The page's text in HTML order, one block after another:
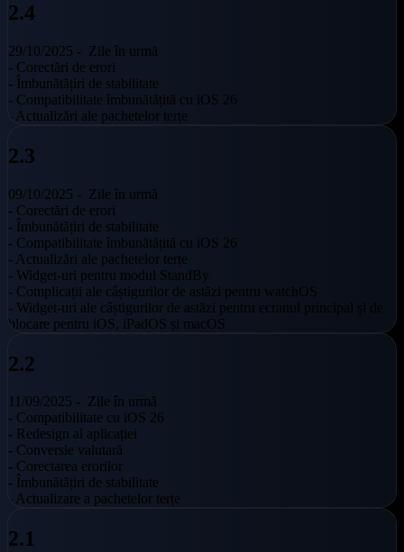
2.4
29/10/2025 - Zile în urmă
- Corectări de erori
- Îmbunătățiri de stabilitate
- Compatibilitate îmbunătățită cu iOS 26
- Actualizări ale pachetelor terțe
2.3
09/10/2025 - Zile în urmă
- Corectări de erori
- Îmbunătățiri de stabilitate
- Compatibilitate îmbunătățită cu iOS 26
- Actualizări ale pachetelor terțe
- Widget-uri pentru modul StandBy
- Complicații ale câștigurilor de astăzi pentru watchOS
- Widget-uri ale câștigurilor de astăzi pentru ecranul principal și de
blocare pentru iOS, iPadOS și macOS
2.2
11/09/2025 - Zile în urmă
- Compatibilitate cu iOS 26
- Redesign al aplicației
- Conversie valutară
- Corectarea erorilor
- Îmbunătățiri de stabilitate
- Actualizare a pachetelor terțe
2.1